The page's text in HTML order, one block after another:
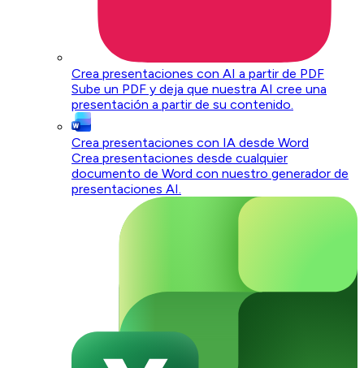
Crea presentaciones con AI a partir de PDF
Sube un PDF y deja que nuestra AI cree una
presentación a partir de su contenido.
Crea presentaciones con IA desde Word
Crea presentaciones desde cualquier
documento de Word con nuestro generador de
presentaciones AI.